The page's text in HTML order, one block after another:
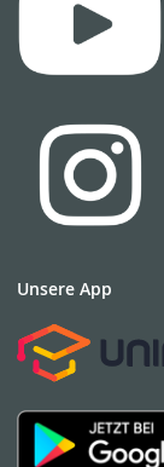
Unsere App